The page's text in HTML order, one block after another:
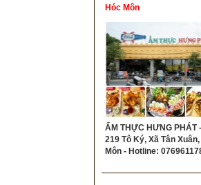
Hóc Môn
ẨM THỰC HƯNG PHÁT
219 Tô Ký, Xã Tân
Môn - Hotline: